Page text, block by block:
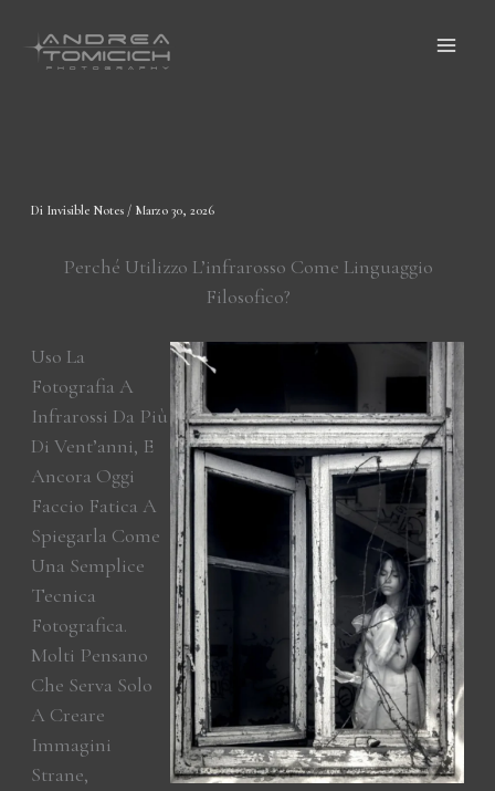
Contenuto
Di Invisible Notes / Marzo 30, 2026
Perché Utilizzo L’infrarosso Come Linguaggio
Filosofico?
Uso La
Fotografia A
Infrarossi Da Più
Di Vent’anni, E
Ancora Oggi
Faccio Fatica A
Spiegarla Come
Una Semplice
Tecnica
Fotografica.
Molti Pensano
Che Serva Solo
A Creare
Immagini
Strane,